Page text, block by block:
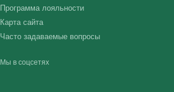
Программа лояльности
Карта сайта
Часто задаваемые вопросы
Мы в соцсетях